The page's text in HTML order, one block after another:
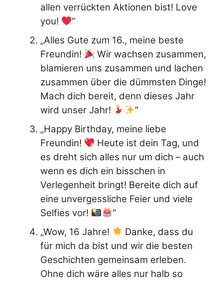
allen verrückten Aktionen bist! Love
you!
“
„Alles Gute zum 16., meine beste
Freundin!
Wir wachsen zusammen,
blamieren uns zusammen und lachen
zusammen über die dümmsten Dinge!
Mach dich bereit, denn dieses Jahr
wird unser Jahr!
“
„Happy Birthday, meine liebe
Freundin!
Heute ist dein Tag, und
es dreht sich alles nur um dich – auch
wenn es dich ein bisschen in
Verlegenheit bringt! Bereite dich auf
eine unvergessliche Feier und viele
Selfies vor!
“
„Wow, 16 Jahre!
Danke, dass du
für mich da bist und wir die besten
Geschichten gemeinsam erleben.
Ohne dich wäre alles nur halb so